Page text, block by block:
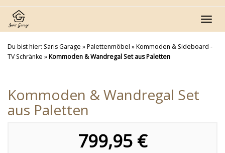
Skip
main
content
Du bist hier: Saris Garage »Palettenmöbel »Kommoden & Sideboard -
TV Schränke »Kommoden & Wandregal Set aus Paletten
Kommoden & Wandregal Set
aus Paletten
799,95 €